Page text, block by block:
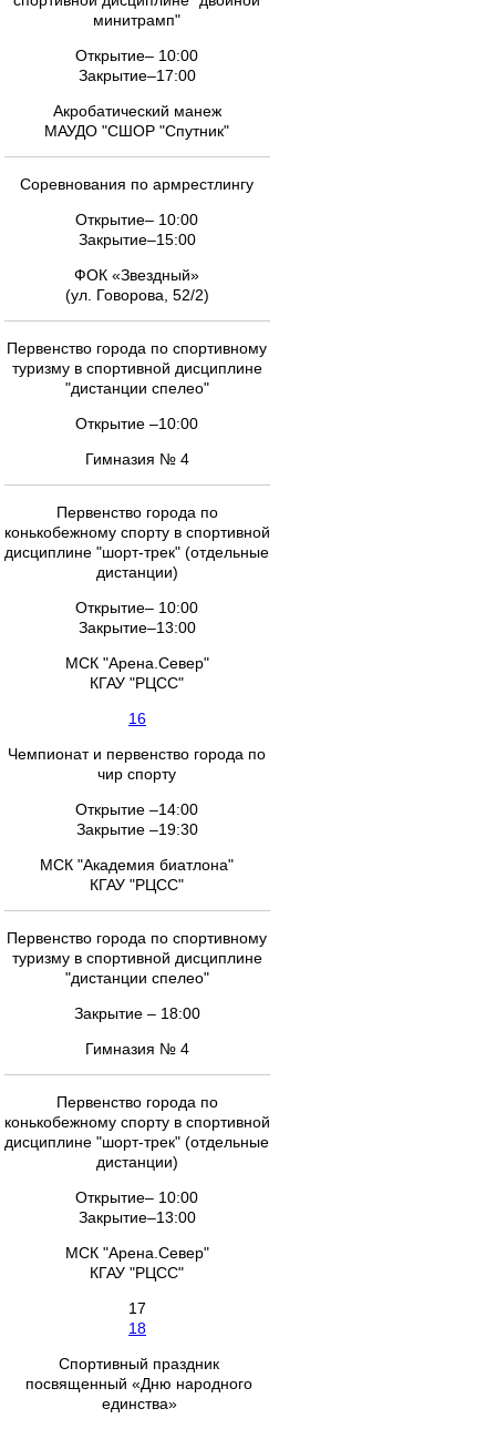
минитрамп"
Открытие– 10:00
Закрытие–17:00
Акробатический манеж
МАУДО "СШОР "Спутник"
Соревнования по армрестлингу
Открытие– 10:00
Закрытие–15:00
ФОК «Звездный»
(ул. Говорова, 52/2)
Первенство города по спортивному
туризму в спортивной дисциплине
"дистанции спелео"
Открытие –10:00
Гимназия № 4
Первенство города по
конькобежному спорту в спортивной
дисциплине "шорт-трек" (отдельные
дистанции)
Открытие– 10:00
Закрытие–13:00
МСК "Арена.Север"
КГАУ "РЦСС"
16
Чемпионат и первенство города по
чир спорту
Открытие –14:00
Закрытие –19:30
МСК "Академия биатлона"
КГАУ "РЦСС"
Первенство города по спортивному
туризму в спортивной дисциплине
"дистанции спелео"
Закрытие – 18:00
Гимназия № 4
Первенство города по
конькобежному спорту в спортивной
дисциплине "шорт-трек" (отдельные
дистанции)
Открытие– 10:00
Закрытие–13:00
МСК "Арена.Север"
КГАУ "РЦСС"
17
18
Спортивный праздник
посвященный «Дню народного
единства»